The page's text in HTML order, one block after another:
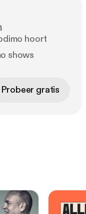
hoort
shows
Probeer gratis